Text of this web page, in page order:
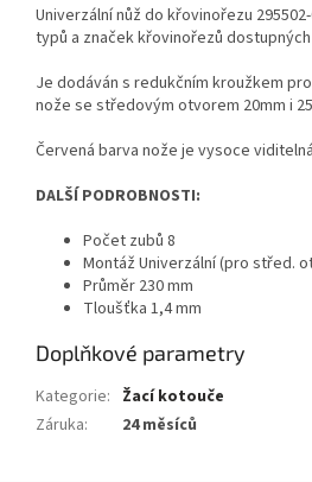
Univerzální nůž do křovinořezu
typů a značek křovinořezů
Je dodáván s redukčním kroužkem
nože se středovým otvorem 20mm i
Červená barva nože je vysoce
DALŠÍ PODROBNOSTI:
Počet zubů 8
Montáž Univerzální (pro střed.
Průměr 230 mm
Tloušťka 1,4 mm
Doplňkové parametry
Kategorie: Žací kotouče
Záruka: 24 měsíců